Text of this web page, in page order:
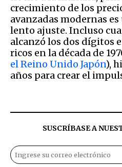
crecimiento de los
avanzadas modernas
lento ajuste. Incluso
alcanzó los dos dígitos
ricos en la década de
el Reino Unido Japón),
años para crear el
SUSCRÍBASE A